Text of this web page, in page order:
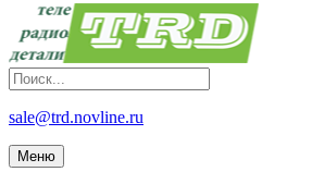
sale@trd.novline.ru
Меню